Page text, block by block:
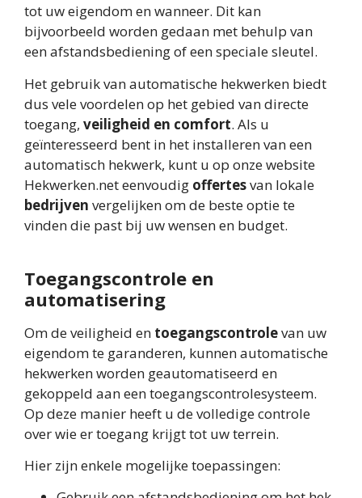
tot uw eigendom en wanneer. Dit kan
bijvoorbeeld worden gedaan met behulp van
een afstandsbediening of een speciale sleutel.
Het gebruik van automatische hekwerken biedt
dus vele voordelen op het gebied van directe
toegang, veiligheid en comfort. Als u
geïnteresseerd bent in het installeren van een
automatisch hekwerk, kunt u op onze website
Hekwerken.net eenvoudig offertesvan lokale
bedrijven vergelijken om de beste optie te
vinden die past bij uw wensen en budget.
Toegangscontrole en
automatisering
Om de veiligheid en toegangscontrolevan uw
eigendom te garanderen, kunnen automatische
hekwerken worden geautomatiseerd en
gekoppeld aan een toegangscontrolesysteem.
Op deze manier heeft u de volledige controle
over wie er toegang krijgt tot uw terrein.
Hier zijn enkele mogelijke toepassingen: